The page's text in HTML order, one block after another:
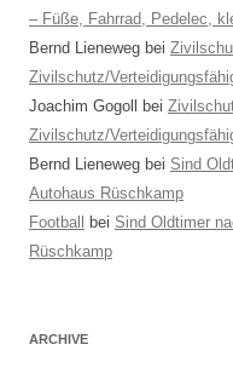
– Füße, Fahrrad, Pedelec,
Bernd Lieneweg bei
Zivilschutz/
Joachim Gogoll
bei
Zivilschutz/
Bernd Lieneweg bei Sind
Autohaus Rüschkamp
Football
bei Sind Oldtimer
Rüschkamp
ARCHIVE